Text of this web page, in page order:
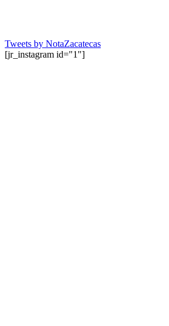
Tweets by NotaZacatecas
[jr_instagram id="1"]